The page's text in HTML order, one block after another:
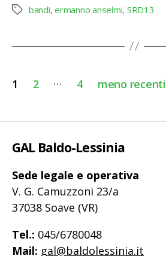
Tag bandi,ermanno anselmi, SRD13
Paginazione
articoli
1 2 … 4 meno recenti
GAL Baldo-Lessinia
Sede legale e operativa
V. G. Camuzzoni 23/a
37038 Soave (VR)
Tel.: 045/6780048
Mail: gal@baldolessinia.it